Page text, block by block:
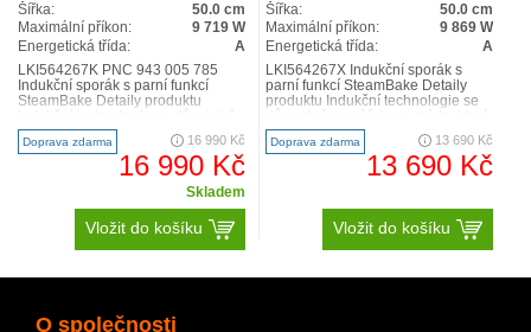
Šířka:
50.0 cm
Maximální příkon:
9 719 W
Energetická třída:
A
LKI564267K PNC 943 005 785
Indukční sporák s parní funkcí
SteamBake Detaily produktu
zaměřuje na místo, které o..
Doprava zdarma 16 990 Kč
16 990 Kč
Skladem
Vložit do košíku
Šířka:
50.0 cm
Maximální příkon:
9 869 W
Energetická třída:
A
LKI564267X Indukční sporák s
parní funkcí SteamBake Detaily
produktu Indukční technologie se
ohříváte, a osta..
Doprava zdarma 13 690 Kč
13 690 Kč
Vložit do košíku
O společnosti